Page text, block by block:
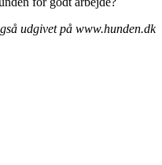
udgivet på www.hunden.dk